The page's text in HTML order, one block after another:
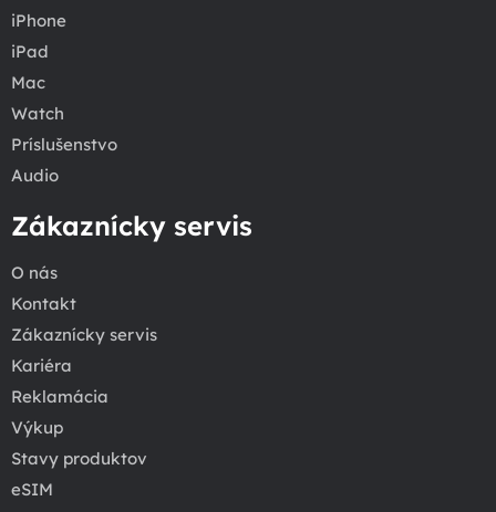
iPhone
iPad
Mac
Watch
Príslušenstvo
Audio
Zákaznícky servis
O nás
Kontakt
Zákaznícky servis
Kariéra
Reklamácia
Výkup
Stavy produktov
eSIM